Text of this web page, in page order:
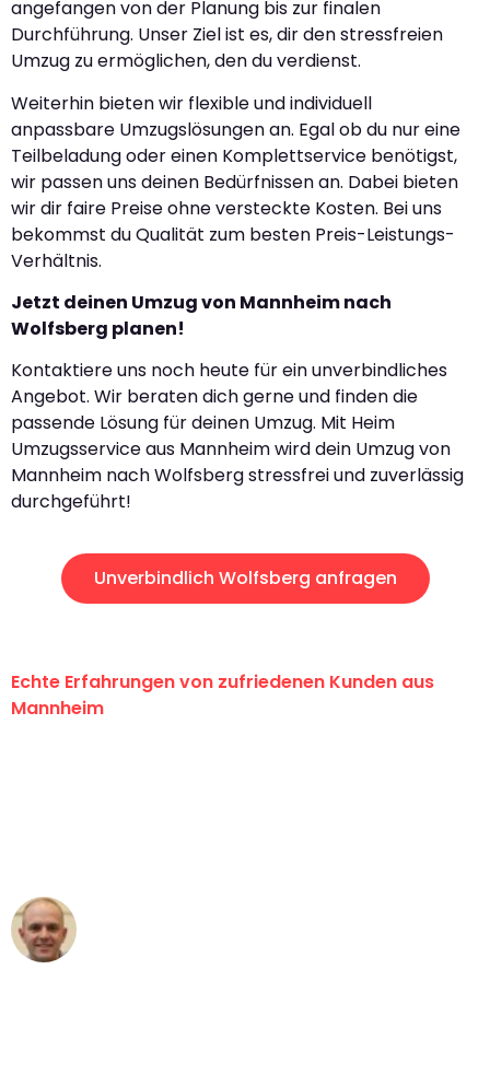
angefangen von der Planung bis zur finalen
Durchführung. Unser Ziel ist es, dir den stressfreien
Umzug zu ermöglichen, den du verdienst.
Weiterhin bieten wir flexible und individuell
anpassbare Umzugslösungen an. Egal ob du nur eine
Teilbeladung oder einen Komplettservice benötigst,
wir passen uns deinen Bedürfnissen an. Dabei bieten
wir dir faire Preise ohne versteckte Kosten. Bei uns
bekommst du Qualität zum besten Preis-Leistungs-
Verhältnis.
Jetzt deinen Umzug von Mannheim nach
Wolfsberg planen!
Kontaktiere uns noch heute für ein unverbindliches
Angebot. Wir beraten dich gerne und finden die
passende Lösung für deinen Umzug. Mit Heim
Umzugsservice aus Mannheim wird dein Umzug von
Mannheim nach Wolfsberg stressfrei und zuverlässig
durchgeführt!
Unverbindlich Wolfsberg anfragen
Echte Erfahrungen von zufriedenen Kunden aus
Mannheim